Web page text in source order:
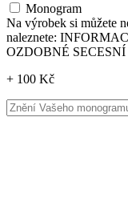
Monogram
Na výrobek si můžete
naleznete:
OZDOBNÉ
+ 100 Kč